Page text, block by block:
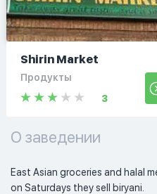
Shirin Market
Продукты
3
О заведении
East Asian groceries and halal
on Saturdays they sell biryani.